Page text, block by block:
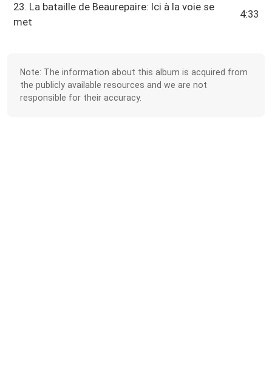
23. La bataille de Beaurepaire: Ici à la voie se
met
4:33
Note: The information about this album is acquired from
the publicly available resources and we are not
responsible for their accuracy.